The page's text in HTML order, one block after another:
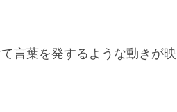
言葉を発するような動きが映